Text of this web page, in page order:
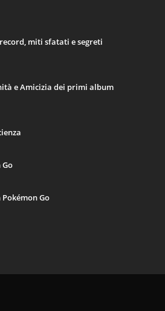
miti sfatati e segreti
e Amicizia dei primi album
Go